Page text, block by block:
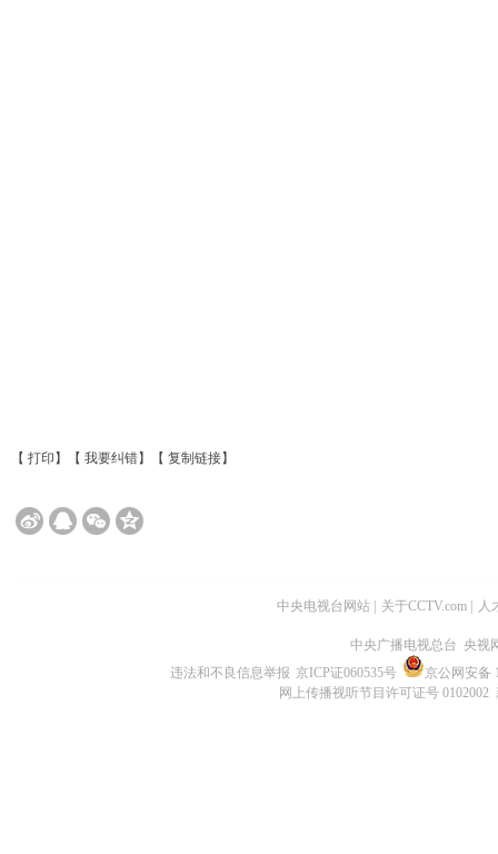
【 打印 】【 我要纠错】【 复制链接】
中央电视台网站 关于CCTV.com 人
中央广播电视总台 央视
违法和不良信息举报 京ICP证060535号
京公网安备
网上传播视听节目许可证号 0102002